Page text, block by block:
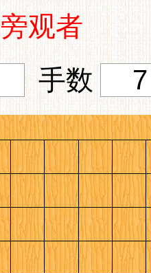
旁观者
手数